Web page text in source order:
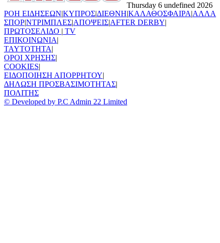
Thursday 6 undefined 2026
ΡΟΗ ΕΙΔΗΣΕΩΝ|ΚΥΠΡΟΣ|ΔΙΕΘΝΗ|ΚΑΛΑΘΟΣΦΑΙΡΑ|ΑΛΛΑ
ΣΠΟΡ|ΝΤΡΙΜΠΛΕΣ|ΑΠΟΨΕΙΣ|AFTER DERBY|
ΠΡΩΤΟΣΕΛΙΔΟ | TV
ΕΠΙΚΟΙΝΩΝΙΑ|
TAYTOTHTA|
ΟΡΟΙ ΧΡΗΣΗΣ|
COOKIES|
ΕΙΔΟΠΟΙΗΣΗ ΑΠΟΡΡΗΤΟΥ|
ΔΗΛΩΣΗ ΠΡΟΣΒΑΣΙΜΟΤΗΤΑΣ|
ΠΟΛΙΤΗΣ
© Developed by P.C Admin 22 Limited